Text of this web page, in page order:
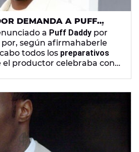
DEMANDA A PUFF
ORGANIZAR ORGÍAS
a Puff Daddy por
según afirmahaberle
todos los preparativos
el productor celebraba con